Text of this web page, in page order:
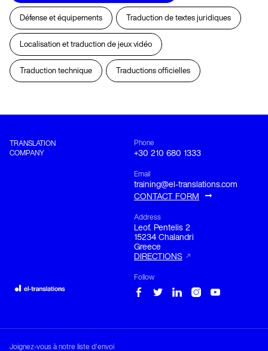
Défense et équipements Traduction de textes juridiques
Localisation et traduction de jeux vidéo
Traduction technique Traductions officielles
TRANSLATION
COMPANY
Phone
+30 210 680 1333
Email
training@el-translations.com
CONTACT FORM
Address
Leof. Pentelis 2
15234 Chalandri
Greece
DIRECTIONS
Follow
Joignez-vous à notre liste d'envoi